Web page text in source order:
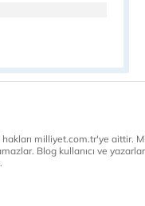
milliyet.com.tr'ye aittir.
Blog kullanıcı ve